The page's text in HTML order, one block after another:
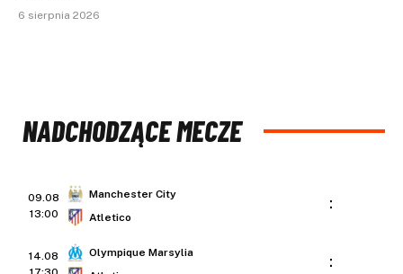
6 sierpnia 2026
NADCHODZĄCE MECZE
09.08
13:00
Manchester City
Atletico
:
14.08
Olympique Marsylia
: